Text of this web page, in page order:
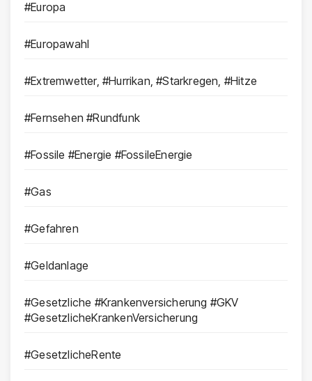
#Europa
#Europawahl
#Extremwetter, #Hurrikan, #Starkregen, #Hitze
#Fernsehen #Rundfunk
#Fossile #Energie #FossileEnergie
#Gas
#Gefahren
#Geldanlage
#Gesetzliche #Krankenversicherung #GKV
#GesetzlicheKrankenVersicherung
#GesetzlicheRente